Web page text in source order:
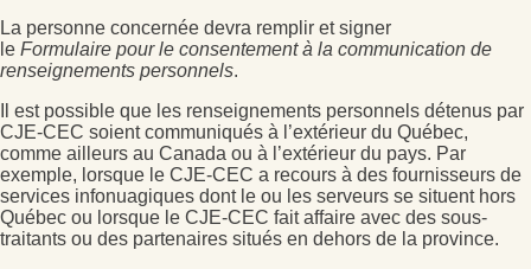
La personne concernée devra remplir et signer
le Formulaire pour le consentement à la communication de
renseignements personnels.
Il est possible que les renseignements personnels détenus par
CJE-CEC soient communiqués à l’extérieur du Québec,
comme ailleurs au Canada ou à l’extérieur du pays. Par
exemple, lorsque le CJE-CEC a recours à des fournisseurs de
services infonuagiques dont le ou les serveurs se situent hors
Québec ou lorsque le CJE-CEC fait affaire avec des sous-
traitants ou des partenaires situés en dehors de la province.